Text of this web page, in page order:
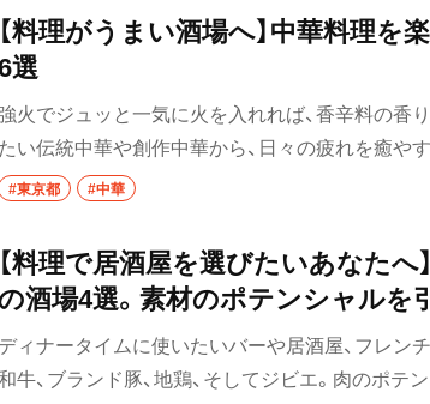
していた。
【料理がうまい酒場へ】中華料理を
選
火でジュッと一気に火を入れれば、香辛料の香
たい伝統中華や創作中華から、日々の疲れを癒や
。
#東京都 #中華
【料理で居酒屋を選びたいあなた
酒場4選。素材のポテンシャルを
ディナータイムに使いたいバーや居酒屋、フレン
牛、ブランド豚、地鶏、そしてジビエ。肉のポテ